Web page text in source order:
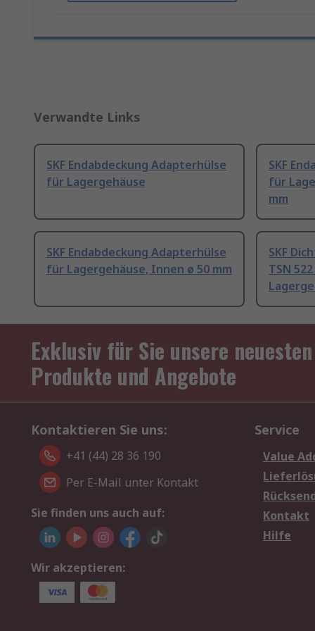
Verwandte Links
SKF Endabdeckung Adapterhülse
für Lagergehäuse
SKF
für
mm
SKF Endabdeckung Adapterhülse
für Lagergehäuse, Innen ø 50 mm
SKF
TSN
Exklusiv für Sie unsere neuesten
Produkte und Angebote
Kontaktieren Sie uns:
+41 (44) 28 36 190
Per E-Mail unter Kontakt
Sie finden uns auch auf:
Wir akzeptieren:
Service
Value
Kontakt
Hilfe